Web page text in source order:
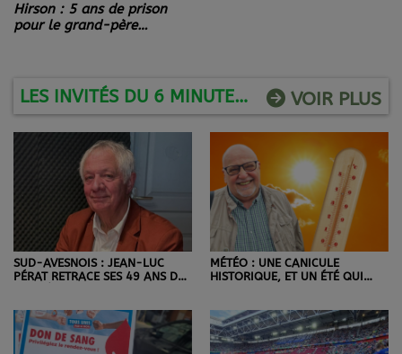
Hirson : 5 ans de prison
pour le grand-père
VOIR PLUS
LES INVITÉS DU 6 MINUTES D'ÉCHO FM
SUD-AVESNOIS : JEAN-LUC
PÉRAT RETRACE SES 49 ANS DE
MÉTÉO : UNE CANICULE
HISTORIQUE, ET UN ÉTÉ QUI